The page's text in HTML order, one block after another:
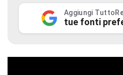
Aggiungi
tue fonti